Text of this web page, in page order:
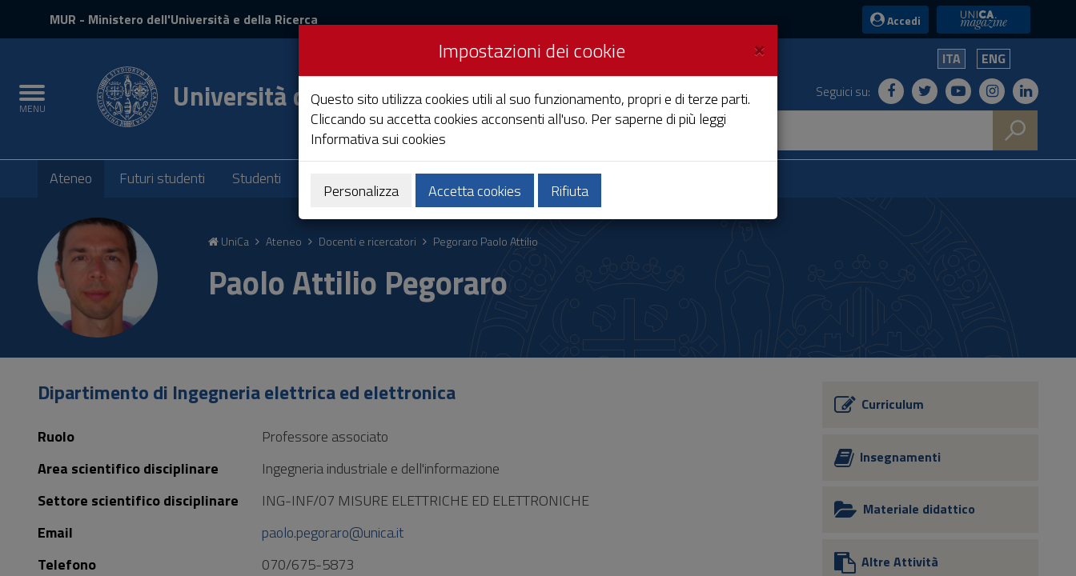
Contenuto
navigazione
MUR - Ministero dell'Università e della Ricerca Accedi UniCA News
Toggle
navigation
MENU Università degli Studi di Cagliari
ITA ENG
Seguici su:
Submenu
Ateneo Futuri studenti Studenti Ricerca Società e territorio
UniCa Ateneo Docenti e ricercatori Pegoraro Paolo Attilio
Paolo Attilio Pegoraro
Dipartimento di Ingegneria elettrica ed elettronica
Ruolo
Professore associato
Area scientifico disciplinare
Ingegneria industriale e dell'informazione
Settore scientifico disciplinare
ING-INF/07 MISURE ELETTRICHE ED ELETTRONICHE
Email
paolo.pegoraro@unica.it
Telefono
070/675-5873
Curriculum
Insegnamenti
Materiale didattico
Altre Attività
×
Impostazioni dei cookie
Questo sito utilizza cookies utili al suo funzionamento, propri e di terze parti.
Cliccando su accetta cookies acconsenti all'uso. Per saperne di più leggi
Informativa sui cookies
Personalizza Accetta cookies Rifiuta